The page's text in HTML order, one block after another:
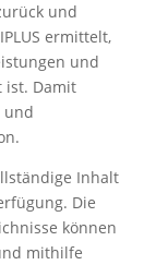
und
ermittelt,
und
ist. Damit
und
Inhalt
Die
können
mithilfe